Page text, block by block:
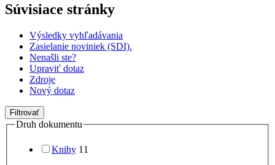
Súvisiace stránky
Výsledky vyhľadávania
Zasielanie noviniek (SDI).
Nenašli ste?
Upraviť dotaz
Zdroje
Nový dotaz
Filtrovať
Druh dokumentu
Knihy 11